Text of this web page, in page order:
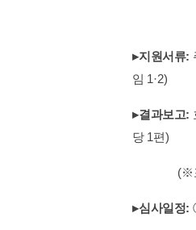
▸지원서류:
임 1·2)
▸결과보고:
당 1편)
(※
▸심사일정: